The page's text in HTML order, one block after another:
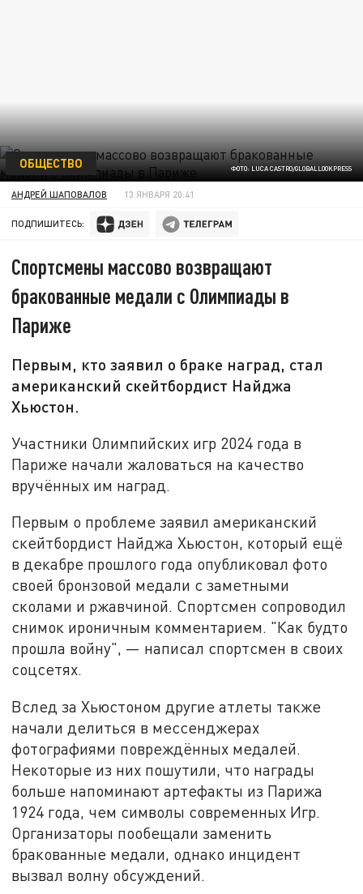
ФОТО: LUCA CASTRO/GLOBALLOOKPRESS
ОБЩЕСТВО
АНДРЕЙ ШАПОВАЛОВ 13 ЯНВАРЯ 20:41
ПОДПИШИТЕСЬ:
Спортсмены массово возвращают
бракованные медали с Олимпиады в
Париже
Первым, кто заявил о браке наград, стал
американский скейтбордист Найджа
Хьюстон.
Участники Олимпийских игр 2024 года в
Париже начали жаловаться на качество
вручённых им наград.
Первым о проблеме заявил американский
скейтбордист Найджа Хьюстон, который ещё
в декабре прошлого года опубликовал фото
своей бронзовой медали с заметными
сколами и ржавчиной. Спортсмен сопроводил
снимок ироничным комментарием. "Как будто
прошла войну", — написал спортсмен в своих
соцсетях.
Вслед за Хьюстоном другие атлеты также
начали делиться в мессенджерах
фотографиями повреждённых медалей.
Некоторые из них пошутили, что награды
больше напоминают артефакты из Парижа
1924 года, чем символы современных Игр.
Организаторы пообещали заменить
бракованные медали, однако инцидент
вызвал волну обсуждений.